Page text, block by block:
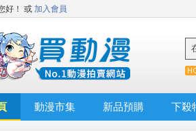
好！ 或 加入會員
動漫市集 新品預購 下殺